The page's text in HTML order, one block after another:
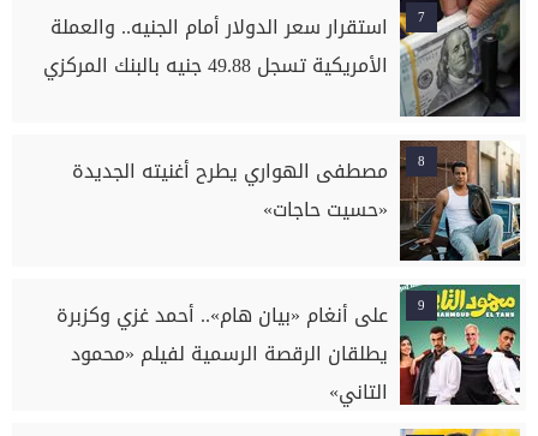
7
استقرار سعر الدولار أمام الجنيه.. والعملة
الأمريكية تسجل 49.88 جنيه بالبنك المركزي
8
مصطفى الهواري يطرح أغنيته الجديدة
«حسيت حاجات»
9
على أنغام «بيان هام».. أحمد غزي وكزبرة
يطلقان الرقصة الرسمية لفيلم «محمود
التاني»